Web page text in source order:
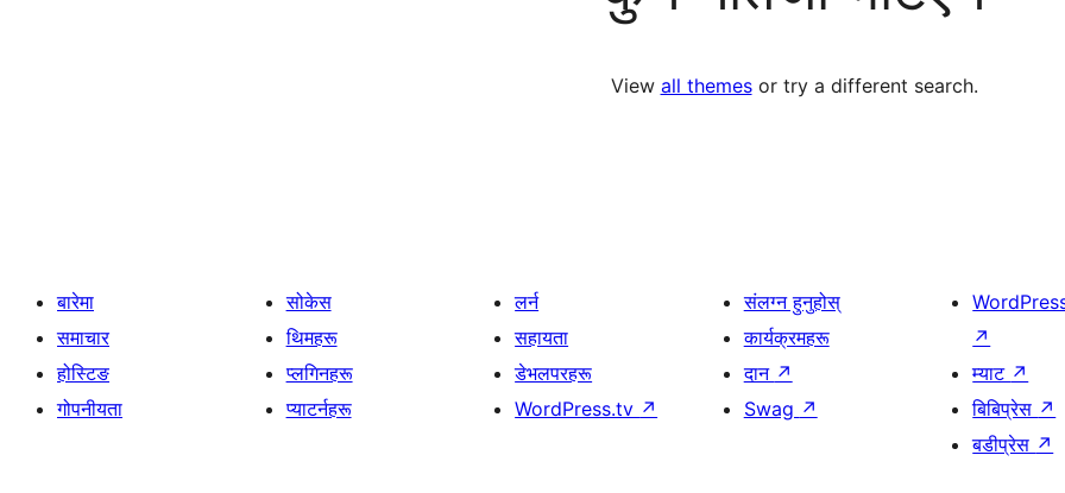
View all themesor try a different search.
बारेमा
समाचार
होस्टिङ
गोपनीयता
सोकेस
थिमहरू
प्लगिनहरू
प्याटर्नहरू
लर्न
सहायता
डेभलपरहरू
WordPress.tv ↗
संलग्न हुनुहोस्
कार्यक्रमहरू
दान ↗
Swag ↗
↗
म्याट ↗
बिबिप्रेस ↗
बडीप्रेस ↗